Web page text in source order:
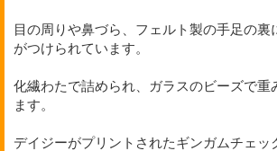
目の周りや鼻づら、フェルト製の手足の裏
がつけられています。
化繊わたで詰められ、ガラスのビーズで重
ます。
デイジーがプリントされたギンガムチェッ